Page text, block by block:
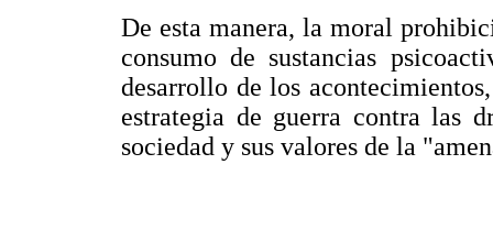
De esta manera, la moral
consumo de sustancias
desarrollo de los
estrategia de guerra contra las
sociedad y sus valores de la